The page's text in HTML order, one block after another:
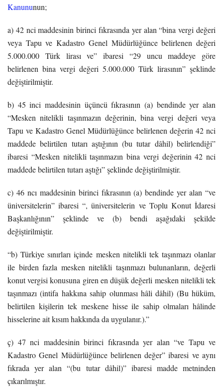
Kanununun;
a) 42 nci maddesinin birinci fıkrasında yer alan “bina vergi değeri
veya Tapu ve Kadastro Genel Müdürlüğünce belirlenen değeri
5.000.000 Türk lirası ve” ibaresi “29 uncu maddeye göre
belirlenen bina vergi değeri 5.000.000 Türk lirasının” şeklinde
değiştirilmiştir.
b) 45 inci maddesinin üçüncü fıkrasının (a) bendinde yer alan
“Mesken nitelikli taşınmazın değerinin, bina vergi değeri veya
Tapu ve Kadastro Genel Müdürlüğünce belirlenen değerin 42 nci
maddede belirtilen tutarı aştığının (bu tutar dâhil) belirlendiği”
ibaresi “Mesken nitelikli taşınmazın bina vergi değerinin 42 nci
maddede belirtilen tutarı aştığı” şeklinde değiştirilmiştir.
c) 46 ncı maddesinin birinci fıkrasının (a) bendinde yer alan “ve
üniversitelerin” ibaresi “, üniversitelerin ve Toplu Konut İdaresi
Başkanlığının” şeklinde ve (b) bendi aşağıdaki şekilde
değiştirilmiştir.
“b) Türkiye sınırları içinde mesken nitelikli tek taşınmazı olanlar
ile birden fazla mesken nitelikli taşınmazı bulunanların, değerli
konut vergisi konusuna giren en düşük değerli mesken nitelikli tek
taşınmazı (intifa hakkına sahip olunması hâli dâhil) (Bu hüküm,
belirtilen kişilerin tek meskene hisse ile sahip olmaları hâlinde
hisselerine ait kısım hakkında da uygulanır.).”
ç) 47 nci maddesinin birinci fıkrasında yer alan “ve Tapu ve
Kadastro Genel Müdürlüğünce belirlenen değer” ibaresi ve aynı
fıkrada yer alan “(bu tutar dâhil)” ibaresi madde metninden
çıkarılmıştır.